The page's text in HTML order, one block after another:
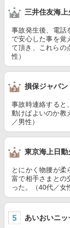
三井住友海上
事故発生後、電話
で安心した事を覚
て頂き、これらの
性）
損保ジャパン
事故時連絡すると
動けばよいのか教
／男性）
東京海上日動
とにかく物腰が柔
富で相手さまとの
った。（40代／女
あいおいニ